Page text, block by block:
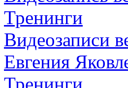
Тренинги
Видеозаписи
Евгения